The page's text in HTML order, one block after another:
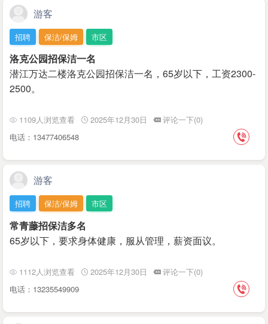
游客
招聘 保洁/保姆 市区
洛克公园招保洁一名
潜江万达二楼洛克公园招保洁一名，65岁以下，工资2300-
2500。
1109人浏览查看 2025年12月30日
评论一下(0)
电话：13477406548
游客
招聘 保洁/保姆 市区
常青藤招保洁多名
65岁以下，要求身体健康，服从管理，薪资面议。
1112人浏览查看 2025年12月30日
评论一下(0)
电话：13235549909